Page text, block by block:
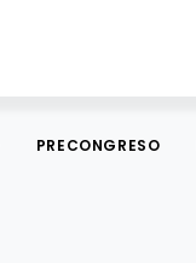
PRECONGRESO